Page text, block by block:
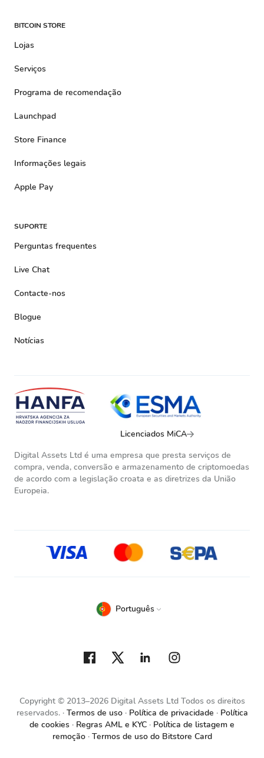
BITCOIN STORE
Lojas
Serviços
Programa de recomendação
Launchpad
Store Finance
Informações legais
Apple Pay
SUPORTE
Perguntas frequentes
Live Chat
Contacte-nos
Blogue
Notícias
Licenciados MiCA
Digital Assets Ltd é uma empresa que presta serviços de
compra, venda, conversão e armazenamento de criptomoedas
de acordo com a legislação croata e as diretrizes da União
Europeia.
Copyright © 2013–2026 Digital Assets Ltd Todos os direitos
reservados.
Termos de uso Política de privacidade
Política
de cookies
Regras AML e KYC
Política de listagem e
remoção
Termos de uso do Bitstore Card
Português